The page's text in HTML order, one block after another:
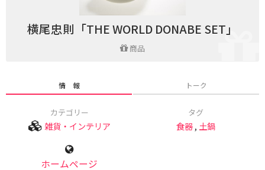
横尾忠則「THE WORLD DONABE SET」
商品
情 報 トーク
カテゴリー
雑貨・インテリア
タグ
食器, 土鍋
ホームページ